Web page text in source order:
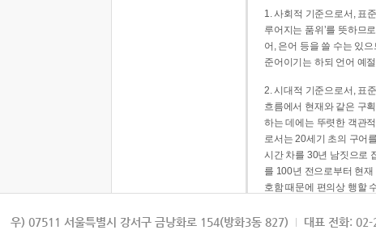
1. 사회적 기준으로서, 표
루어지는 품위’를 뜻하므
어, 은어 등을 쓸 수는 있
준어이기는 하되 언어 예
2. 시대적 기준으로서, 표
흐름에서 현재와 같은 구
하는 데에는 뚜렷한 객관
로서는 20세기 초의 구어
시간 차를 30년 남짓으로
를 100년 전으로부터 현
호함 때문에 편의상 행할
3. 지역적 기준으로서, 표
우) 07511 서울특별시 강서구 금낭화로 154(방화3동 827) 대표 전화: